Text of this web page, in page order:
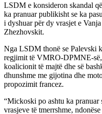
LSDM e konsideron skandal
ka pranuar publikisht se ka
i dyshuar për dy vrasjet e
Zhezhovskit.
Nga LSDM thonë se Palevski
regjimit të VMRO-DPMNE-së,
koalicionit të majtë dhe së
dhunshme me gijotina dhe
propozimit francez.
“Mickoski po ashtu ka
vrasjeve të tmerrshme,